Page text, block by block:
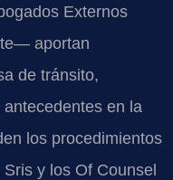
Externos
aportan
de tránsito,
en la
los procedimientos
y los Of Counsel